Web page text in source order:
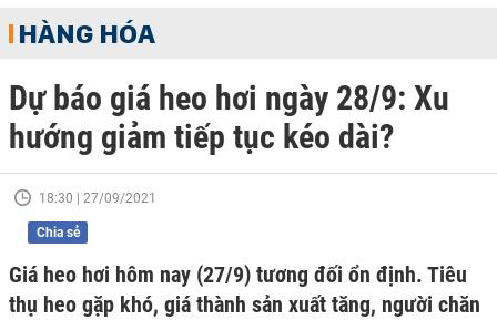
HÀNG HÓA
Dự báo giá heo hơi ngày 28/9: Xu
hướng giảm tiếp tục kéo dài?
18:30 | 27/09/2021
Chia sẻ
Giá heo hơi hôm nay (27/9) tương đối ổn định. Tiêu
thụ heo gặp khó, giá thành sản xuất tăng, người chăn